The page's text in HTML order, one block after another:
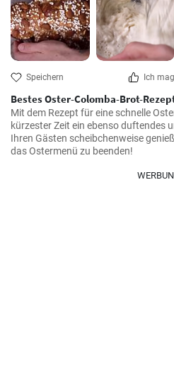
Speichern Ich mag
Bestes Oster-Colomba-Brot-
Mit dem Rezept für eine schnelle
kürzester Zeit ein ebenso duftendes
Ihren Gästen scheibchenweise
das Ostermenü zu beenden!